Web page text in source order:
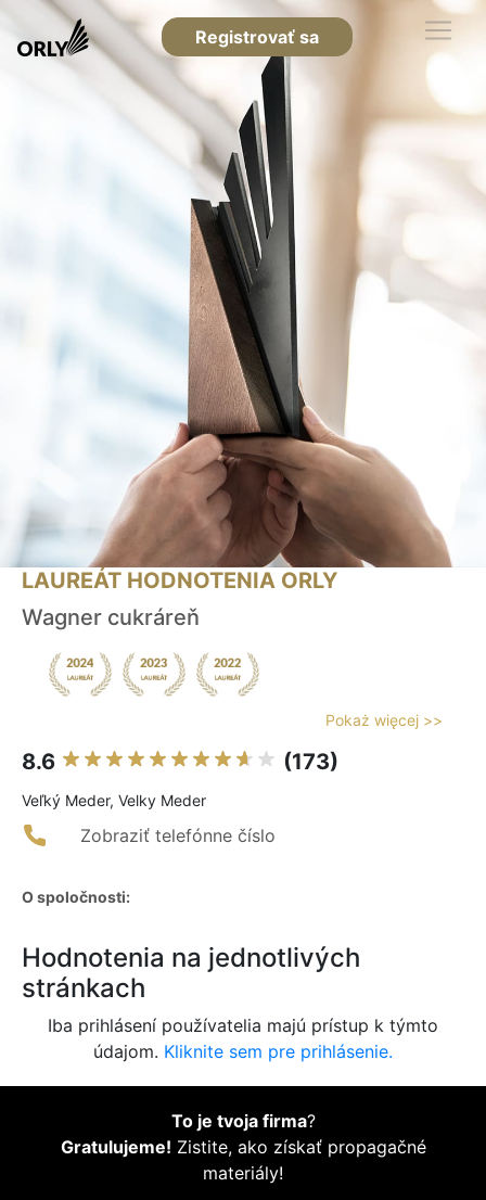
Registrovať sa
LAUREÁT HODNOTENIA ORLY
Wagner cukráreň
Pokaż więcej >>
8.6 (173)
Veľký Meder, Velky Meder
Zobraziť telefónne číslo
O spoločnosti:
Hodnotenia na jednotlivých
stránkach
Iba prihlásení používatelia majú prístup k týmto
údajom. Kliknite sem pre prihlásenie.
To je tvoja firma?
Gratulujeme! Zistite, ako získať propagačné
materiály!